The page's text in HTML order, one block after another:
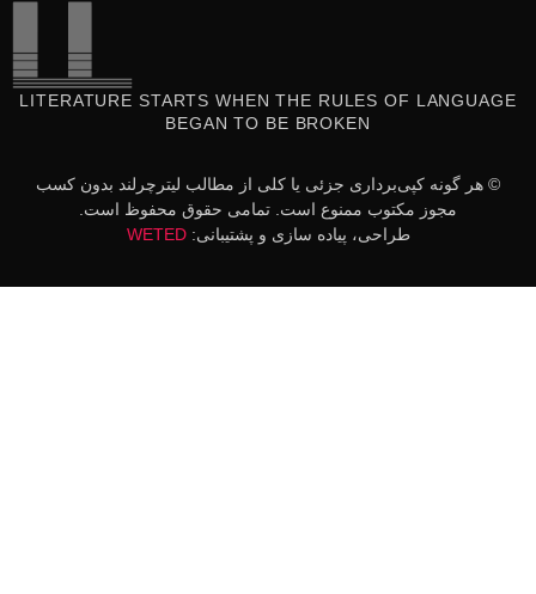
LITERATURE STARTS WHEN THE RULES OF LANGUAGE
BEGAN TO BE BROKEN
© هر گونه کپی‌برداری جزئی یا کلی از مطالب لیترچرلند بدون کسب
مجوز مکتوب ممنوع است. تمامی حقوق محفوظ است.
طراحی، پیاده سازی و پشتیبانی:WETED